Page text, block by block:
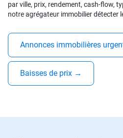
par ville, prix, rendement, cash-flow,
notre agrégateur immobilier détecter
Annonces immobilières
Baisses de prix →